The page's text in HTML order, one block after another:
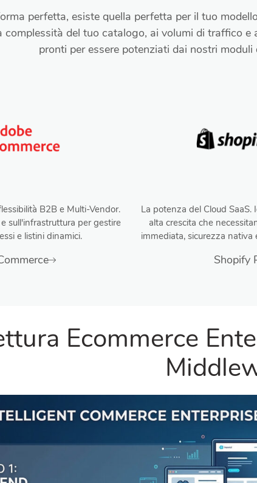
perfetta, esiste quella perfetta per il tuo
complessità del tuo catalogo, ai volumi di traffico e
pronti per essere potenziati dai nostri
B2B e Multi-Vendor.
sull'infrastruttura per gestire
e listini dinamici.
La potenza del Cloud
alta crescita che
immediata, sicurezza
Shopify
Ecommerce